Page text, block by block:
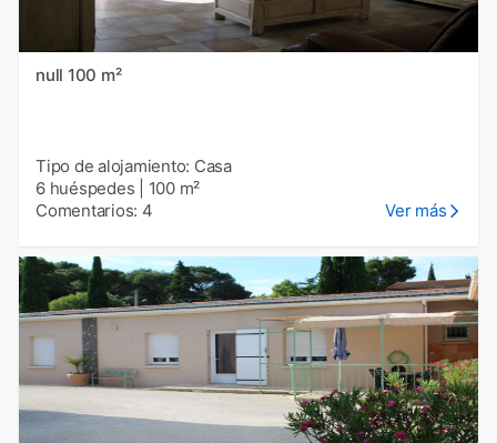
null 100 m²
Tipo de alojamiento: Casa
6 huéspedes
100 m²
Comentarios: 4
Ver más